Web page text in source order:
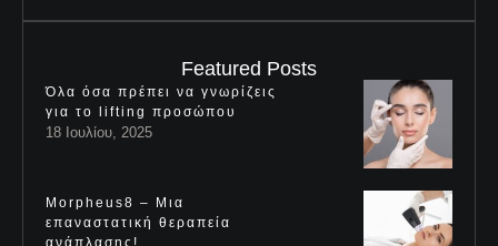
Featured Posts
Όλα όσα πρέπει να γνωρίζεις
για το lifting προσώπου
18 Ιουλίου, 2025
Morpheus8 – Μια
επαναστατική θεραπεία
ανάπλασης!